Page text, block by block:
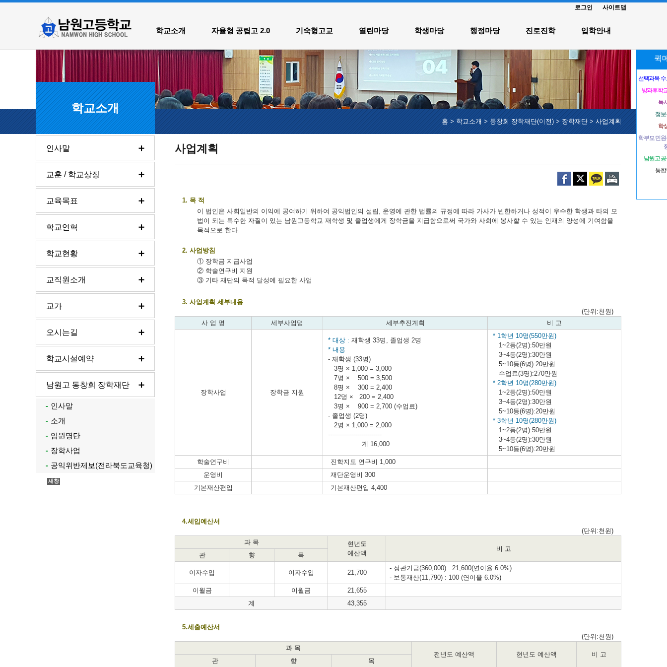
메인메뉴 바로가기
본문내용 바로가기
로그인 사이트맵
학교소개 자율형 공립고 2.0 기숙형고교 열린마당 학생마당 행정마당 진로진학 입학안내
퀵
선택과목
방과후학
독
정
학
학부모 민
남원고
통
학교소개
인사말
교훈 / 학교상징
교육목표
학교연혁
학교현황
교직원소개
교가
오시는길
학교시설예약
남원고 동창회 장학재단
인사말
소개
임원명단
장학사업
공익위반제보(전라북도교육청)
홈>학교소개>동창회 장학재단(이전)>장학재단>사업계획
사업계획
1. 목 적
이 법인은 사회일반의 이익에 공여하기 위하여 공익법인의 설립, 운영에 관한 법률의 규정에 따라 가사가 빈한하거나 성적이 우수한 학생과 타의 모
법이 되는 특수한 자질이 있는 남원고등학교 재학생 및 졸업생에게 장학금을 지급함으로써 국가와 사회에 봉사할 수 있는 인재의 양성에 기여함을
목적으로 한다.
2. 사업방침
① 장학금 지급사업
② 학술연구비 지원
③ 기타 재단의 목적 달성에 필요한 사업
3. 사업계획 세부내용
(단위:천원)
사 업 명
세부사업명 세부추진계획 비 고
장학사업 장학금 지원
* 대상 : 재학생 33명, 졸업생 2명
* 내용
- 재학생 (33명)
3명 × 1,000 = 3,000
7명 × 500 = 3,500
8명 × 300 = 2,400
12명 × 200 = 2,400
3명 × 900 = 2,700 (수업료)
- 졸업생 (2명)
2명 × 1,000 = 2,000
---------------------------
계 16,000
* 1학년 10명(550만원)
1~2등(2명):50만원
3~4등(2명):30만원
5~10등(6명):20만원
수업료(3명):270만원
* 2학년 10명(280만원)
1~2등(2명):50만원
3~4등(2명):30만원
5~10등(6명):20만원
* 3학년 10명(280만원)
1~2등(2명):50만원
3~4등(2명):30만원
5~10등(6명):20만원
학술연구비
진학지도 연구비 1,000
운영비
재단운영비 300
기본재산편입
기본재산편입 4,400
4.세입예산서
(단위:천원)
과 목
현년도
예산액
비 고
관
향 목
이자수입 이자수입 21,700
- 정관기금(360,000) : 21,600(연이율 6.0%)
- 보통재산(11,790) : 100 (연이율 6.0%)
이월금
이월금
21,655
계
43,355
5.세출예산서
(단위:천원)
과 목
전년도 예산액
현년도 예산액
비 고
관
향 목